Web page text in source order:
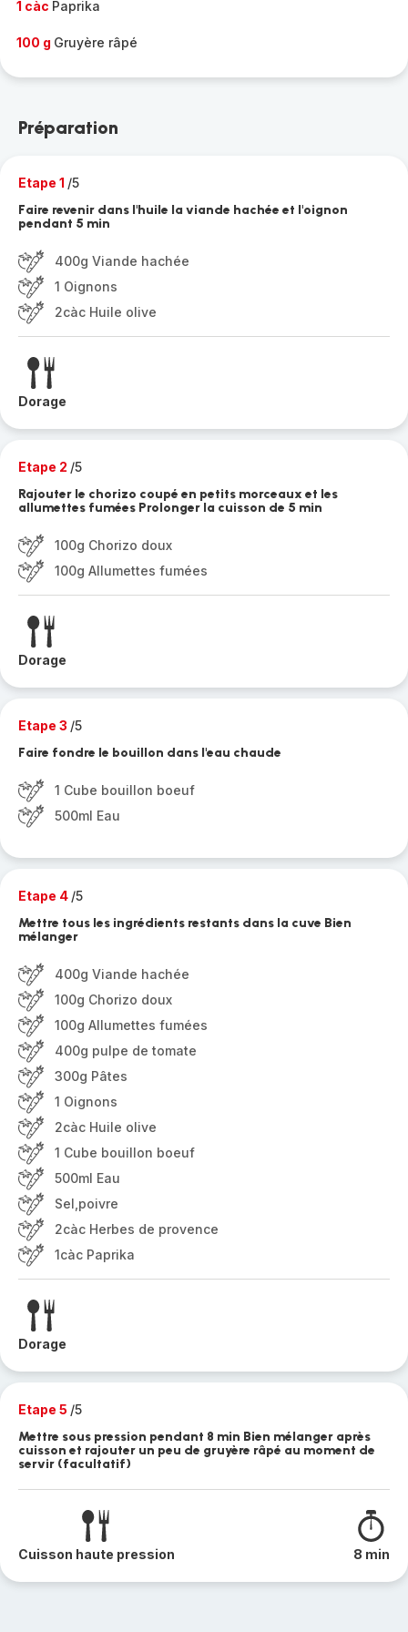
1 càc Paprika
100 g Gruyère râpé
Préparation
Etape 1 /5
Faire revenir dans l'huile la viande hachée et l'oignon
pendant 5 min
400g Viande hachée
1 Oignons
2càc Huile olive
Dorage
Etape 2 /5
Rajouter le chorizo coupé en petits morceaux et les
allumettes fumées Prolonger la cuisson de 5 min
100g Chorizo doux
100g Allumettes fumées
Dorage
Etape 3 /5
Faire fondre le bouillon dans l'eau chaude
1 Cube bouillon boeuf
500ml Eau
Etape 4 /5
Mettre tous les ingrédients restants dans la cuve Bien
mélanger
400g Viande hachée
100g Chorizo doux
100g Allumettes fumées
400g pulpe de tomate
300g Pâtes
1 Oignons
2càc Huile olive
1 Cube bouillon boeuf
500ml Eau
Sel,poivre
2càc Herbes de provence
1càc Paprika
Dorage
Etape 5 /5
Mettre sous pression pendant 8 min Bien mélanger après
cuisson et rajouter un peu de gruyère râpé au moment de
servir (facultatif)
Cuisson haute pression 8 min